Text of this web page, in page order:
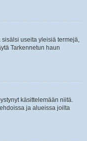
useita yleisiä termejä,
Tarkennetun haun
käsittelemään niitä.
ja alueissa joilta